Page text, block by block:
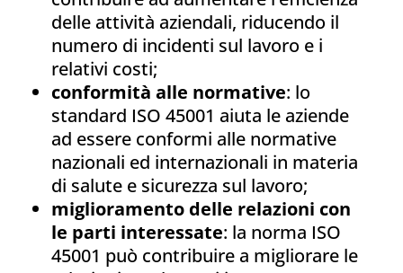
delle attività aziendali, riducendo il
numero di incidenti sul lavoro e i
relativi costi;
conformità alle normative: lo
standard ISO 45001 aiuta le aziende
ad essere conformi alle normative
nazionali ed internazionali in materia
di salute e sicurezza sul lavoro;
miglioramento delle relazioni con
le parti interessate: la norma ISO
45001 può contribuire a migliorare le